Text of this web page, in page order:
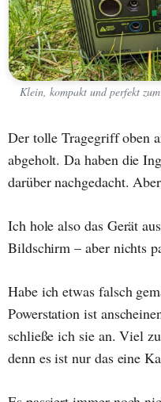
Klein, kompakt und perfekt
Der tolle Tragegriff oben
abgeholt. Da haben die
darüber nachgedacht.
Ich hole also das Gerät
Bildschirm – aber nichts
Habe ich etwas falsch
Powerstation ist
schließe ich sie an. Viel
denn es ist nur das eine